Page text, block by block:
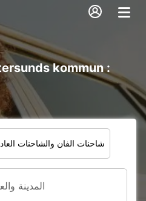
شاحنات الفان والشاحنات